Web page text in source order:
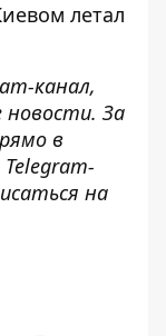
летал
канал,
За
в
на